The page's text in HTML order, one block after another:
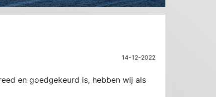
14-12-2022
en goedgekeurd is, hebben wij als